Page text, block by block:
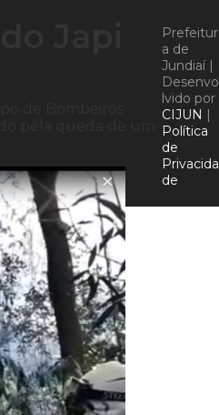
Prefeitur
a de
Jundiaí |
Desenvo
lvido por
CIJUN |
Política
de
Privacida
de